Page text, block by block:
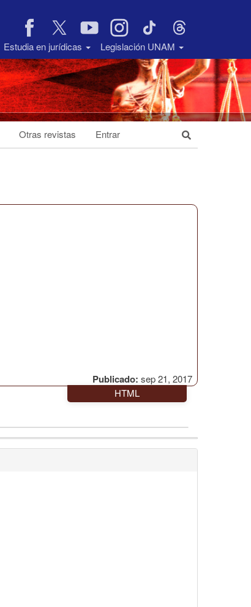
Estudia en jurídicas Legislación UNAM
Otras revistas Entrar
Publicado: sep 21, 2017
HTML